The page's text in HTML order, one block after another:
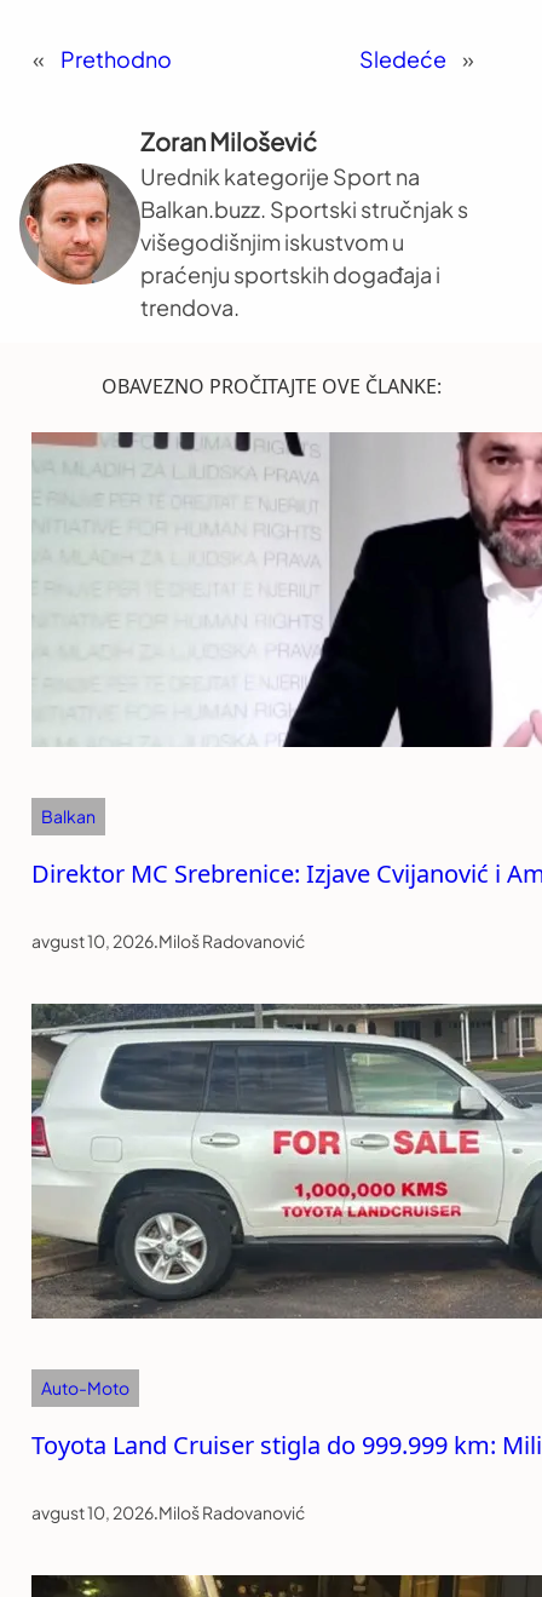
« Prethodno Sledeće »
Zoran Milošević
Urednik kategorije Sport na
Balkan.buzz. Sportski stručnjak s
višegodišnjim iskustvom u
praćenju sportskih događaja i
trendova.
OBAVEZNO PROČITAJTE OVE ČLANKE:
Balkan
Direktor MC Srebrenice: Izjave Cvijanović i
avgust 10, 2026.Miloš Radovanović
Auto-Moto
Toyota Land Cruiser stigla do 999.999 km:
avgust 10, 2026.Miloš Radovanović